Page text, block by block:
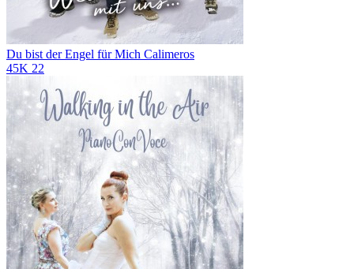
Du bist der Engel für Mich Calimeros
45K 22